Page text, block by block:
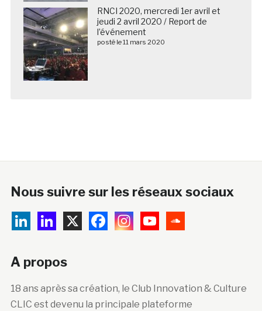
RNCI 2020, mercredi 1er avril et
jeudi 2 avril 2020 / Report de
l’événement
posté le 11 mars 2020
Nous suivre sur les réseaux sociaux
A propos
18 ans après sa création, le Club Innovation & Culture
CLIC est devenu la principale plateforme